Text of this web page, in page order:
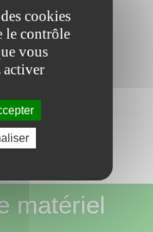
matériel
cookies
le contrôle
vous
activer